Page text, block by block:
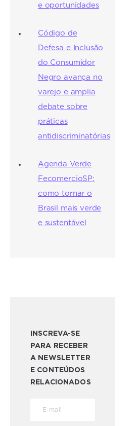
e oportunidades
Código de
Defesa e Inclusão
do Consumidor
Negro avança no
varejo e amplia
debate sobre
práticas
antidiscriminatórias
Agenda Verde
FecomercioSP:
como tornar o
Brasil mais verde
e sustentável
INSCREVA-SE
PARA RECEBER
A NEWSLETTER
E CONTEÚDOS
RELACIONADOS